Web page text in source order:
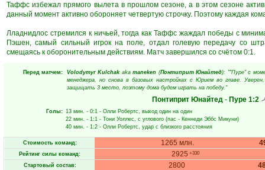
Таффс избежал прямого вылета в прошлом сезоне, а в этом сезоне
данный момент активно обороняет четвертую строчку. Поэтому каждая
Лладнидлос стремился к ничьей, тогда как Таффс жаждал победы с
Пэшен, самый сильный игрок на поле, отдал голевую передачу со
смещаясь к оборонительным действиям. Матч завершился со счётом 0:1.
Перед матчем: Volodymyr Kulchak aka maneken (Понтиприт Юнайтед): ""Пуре" с
менеджера, но снова в базовых настройках с Юрием во главе.
защищать 3 место, поэтому дома будем играть на победу."
Понтиприт Юнайтед- Пуре 1:2
Голы: 13 мин. - 0:1 - Олли Робертс, выход один на один
22 мин. - 1:1 - Тони Уоллес, с углового (пас - Кеннеди Эббс Микуни)
40 мин. - 1:2 - Олли Робертс, удар с близкого расстояния
Стоимость команд: 1265 млн.
Рейтинг силы команд: 2925 +330
Стартовый состав: 2800